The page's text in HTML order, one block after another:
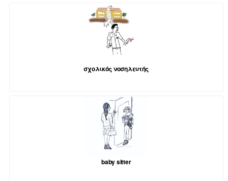
σχολικός νοσηλευτής
baby sitter